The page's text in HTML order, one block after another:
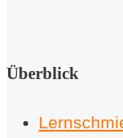
Überblick